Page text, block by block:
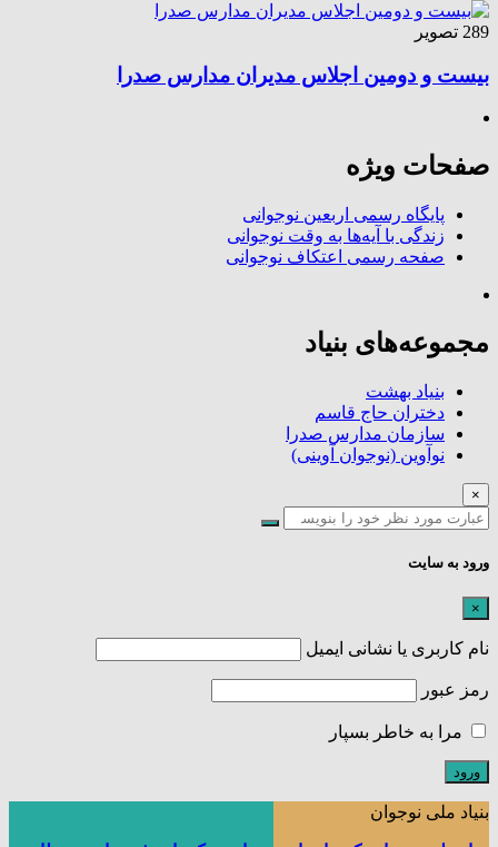
289 تصویر
بیست و دومین اجلاس مدیران مدارس صدرا
صفحات ویژه
پایگاه رسمی اربعین نوجوانی
زندگی با آیه‌ها به وقت نوجوانی
صفحه رسمی اعتکاف نوجوانی
مجموعه‌های بنیاد
بنیاد بهشت
دختران حاج قاسم
سازمان مدارس صدرا
نوآوین (نوجوان آوینی)
×
ورود به سایت
×
نام کاربری یا نشانی ایمیل
رمز عبور
مرا به خاطر بسپار
بنیاد ملی نوجوان